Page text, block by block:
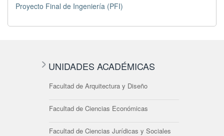
Proyecto Final de Ingeniería (PFI)
UNIDADES ACADÉMICAS
Facultad de Arquitectura y Diseño
Facultad de Ciencias Económicas
Facultad de Ciencias Jurídicas y Sociales